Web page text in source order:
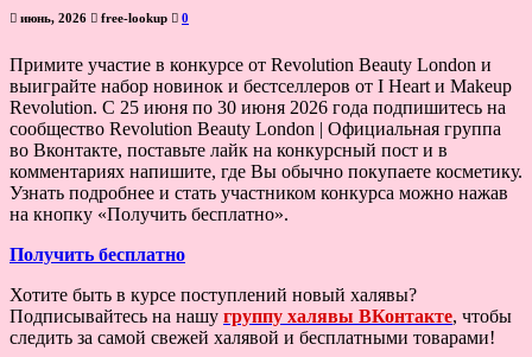
июнь, 2026 free-lookup 0
Примите участие в конкурсе от Revolution Beauty London и
выиграйте набор новинок и бестселлеров от I Heart и Makeup
Revolution. С 25 июня по 30 июня 2026 года подпишитесь на
сообщество Revolution Beauty London | Официальная группа
во Вконтакте, поставьте лайк на конкурсный пост и в
комментариях напишите, где Вы обычно покупаете косметику.
Узнать подробнее и стать участником конкурса можно нажав
на кнопку «Получить бесплатно».
Получить бесплатно
Хотите быть в курсе поступлений новый халявы?
Подписывайтесь на нашу группу халявы ВКонтакте, чтобы
следить за самой свежей халявой и бесплатными товарами!